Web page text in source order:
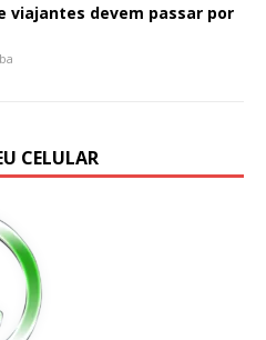
viajantes devem passar por
CELULAR